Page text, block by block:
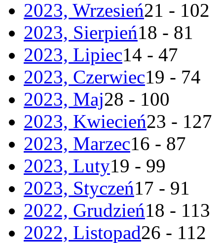
2023, Wrzesień21 - 102
2023, Sierpień18 - 81
2023, Lipiec14 - 47
2023, Czerwiec19 - 74
2023, Maj28 - 100
2023, Kwiecień23 - 127
2023, Marzec16 - 87
2023, Luty19 - 99
2023, Styczeń17 - 91
2022, Grudzień18 - 113
2022, Listopad26 - 112